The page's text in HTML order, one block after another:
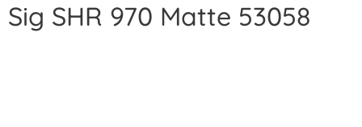
Sig SHR 970 Matte 53058